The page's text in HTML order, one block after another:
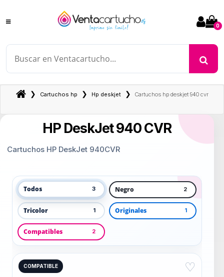
0
❯ Cartuchos hp ❯ Hp deskjet❯ Cartuchos hp deskjet 940 cvr
HP DeskJet 940 CVR
Cartuchos HP DeskJet 940CVR
Todos 3 Negro 2
Tricolor 1 Originales 1
Compatibles 2
COMPATIBLE ♡